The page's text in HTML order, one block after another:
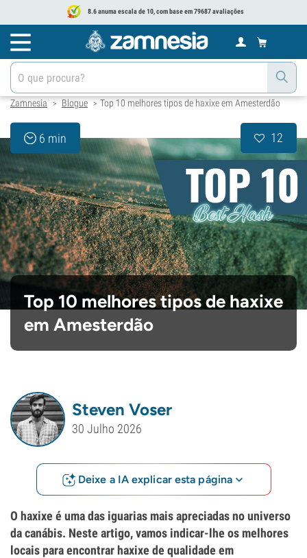
8.6 anuma escala de 10, com base em 79687 avaliações
Zamnesia > Blogue > Top 10 melhores tipos de haxixe em Amesterdão
6 min 12
Top 10 melhores tipos de haxixe
em Amesterdão
Steven Voser
30 Julho 2026
Deixe a IA explicar esta página
O haxixe é uma das iguarias mais apreciadas no universo
da canábis. Neste artigo, vamos indicar-lhe os melhores
locais para encontrar haxixe de qualidade em